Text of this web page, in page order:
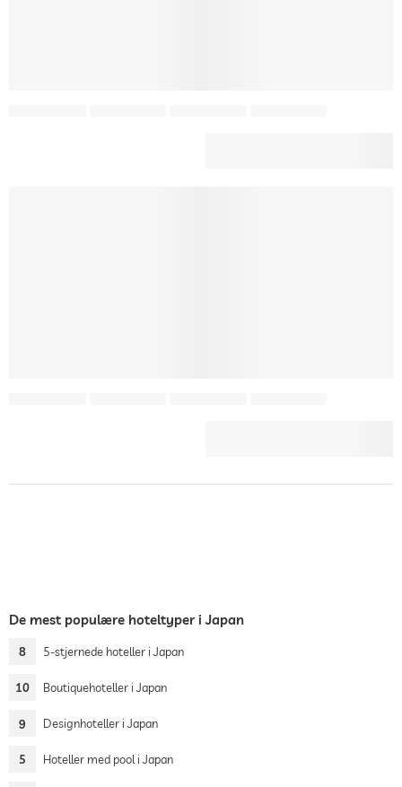
De mest populære hoteltyper i Japan
8 5-stjernede hoteller i Japan
10 Boutiquehoteller i Japan
9 Designhoteller i Japan
5 Hoteller med pool i Japan